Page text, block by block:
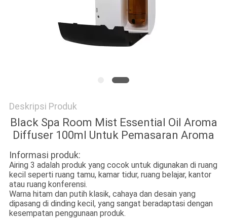
Deskripsi Produk
Black Spa Room Mist Essential Oil Aroma
Diffuser 100ml Untuk Pemasaran Aroma
Informasi produk:
Airing 3 adalah produk yang cocok untuk digunakan di ruang
kecil seperti ruang tamu, kamar tidur, ruang belajar, kantor
atau ruang konferensi.
Warna hitam dan putih klasik, cahaya dan desain yang
dipasang di dinding kecil, yang sangat beradaptasi dengan
kesempatan penggunaan produk.